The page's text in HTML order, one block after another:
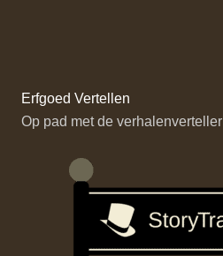
Erfgoed Vertellen
Op pad met de verhalenverteller